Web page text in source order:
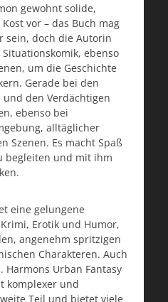
gewohnt solide,
vor – das Buch mag
sein, doch die Autorin
ebenso
um die Geschichte
Gerade bei den
und den Verdächtigen
ebenso bei
alltäglicher
Szenen. Es macht Spaß
begleiten und mit ihm
eine gelungene
Erotik und Humor,
angenehm spritzigen
Charakteren. Auch
Harmons Urban Fantasy
komplexer und
Teil und bietet viele